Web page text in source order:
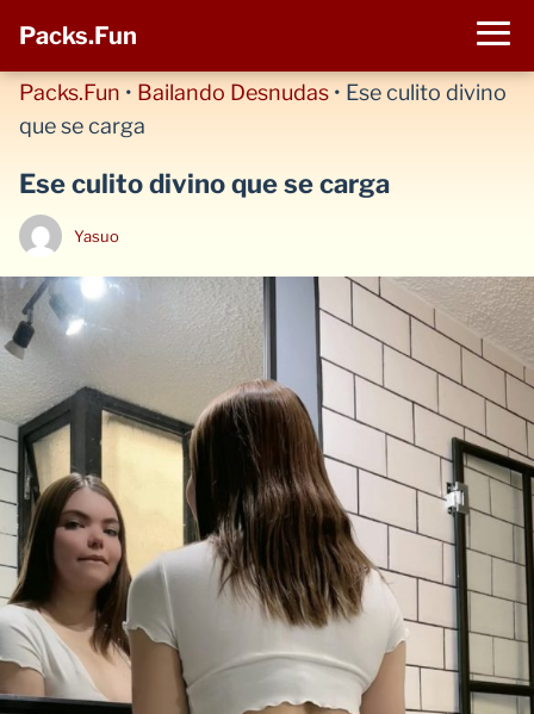
Packs.Fun
Packs.Fun • Bailando Desnudas • Ese culito divino
que se carga
Ese culito divino que se carga
Yasuo